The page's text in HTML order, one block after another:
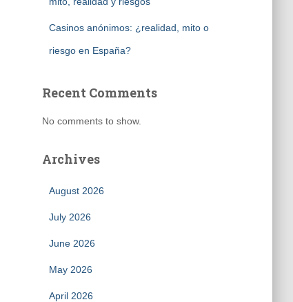
Casinos anónimos: ¿realidad, mito o
riesgo en España?
Recent Comments
No comments to show.
Archives
August 2026
July 2026
June 2026
May 2026
April 2026